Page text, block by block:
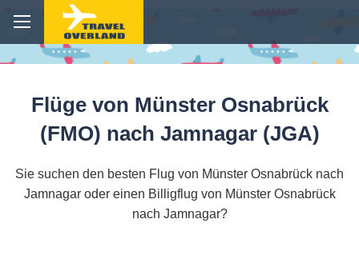
Flüge von Münster Osnabrück
(FMO) nach Jamnagar (JGA)
Sie suchen den besten Flug von Münster Osnabrück nach
Jamnagar oder einen Billigflug von Münster Osnabrück
nach Jamnagar?